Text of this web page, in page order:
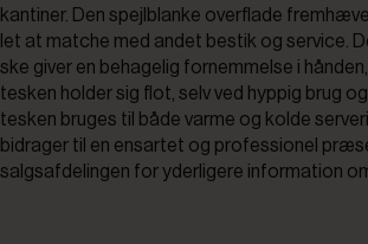
kantiner. Den spejlblanke overflade
let at matche med andet bestik og service.
ske giver en behagelig fornemmelse i
tesken holder sig flot, selv ved hyppig brug
tesken bruges til både varme og kolde
bidrager til en ensartet og professionel
salgsafdelingen for yderligere information